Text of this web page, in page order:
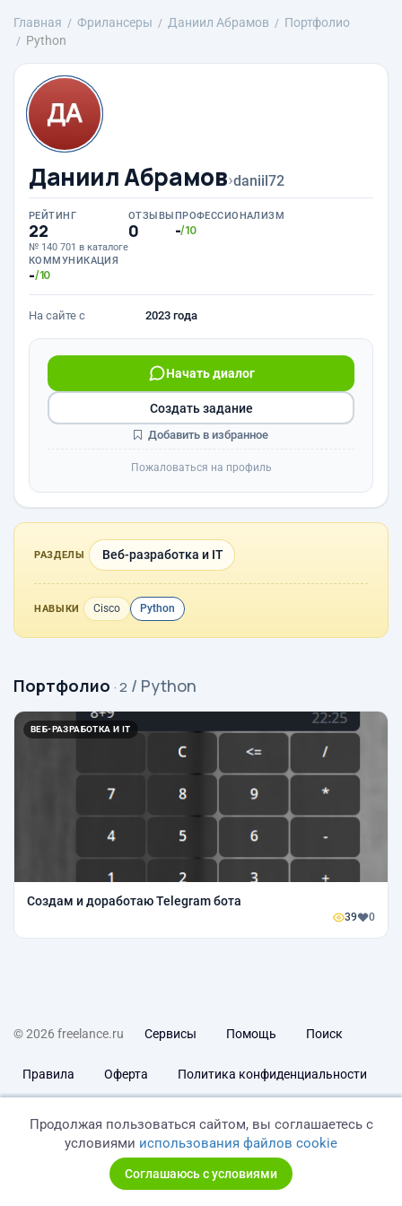
Главная Фрилансеры Даниил Абрамов
Портфолио
Python
Даниил Абрамов›daniil72
РЕЙТИНГ
22
№ 140 701 в каталоге
ОТЗЫВЫ
0
ПРОФЕССИОНАЛИЗМ
-/10
КОММУНИКАЦИЯ
-/10
На сайте с 2023 года
Начать диалог
Создать задание
Добавить в избранное
Пожаловаться на профиль
РАЗДЕЛЫ Веб-разработка и IT
НАВЫКИ Cisco Python
Портфолио · 2 / Python
ВЕБ-РАЗРАБОТКА И IT
Создам и доработаю Telegram бота
39 0
© 2026 freelance.ru Сервисы Помощь Поиск
Правила Оферта Политика конфиденциальности
Продолжая пользоваться сайтом, вы соглашаетесь с
условиями использования файлов cookie
Соглашаюсь с условиями